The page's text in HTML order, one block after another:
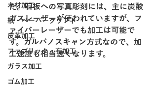
木材加工
紙・ペーパークラフト
皮革加工
ファブリック・布加工
ガラス加工
ゴム加工
た。石板への写真彫刻には、主に炭酸
ガスレーザーが使われていますが、フ
ァイバーレーザーでも加工は可能で
す。ガルバノスキャン方式なので、加
工速度も相当速くなります。